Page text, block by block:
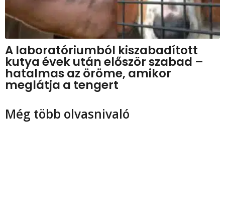
A laboratóriumból kiszabadított
kutya évek után először szabad –
hatalmas az öröme, amikor
meglátja a tengert
Még több olvasnivaló